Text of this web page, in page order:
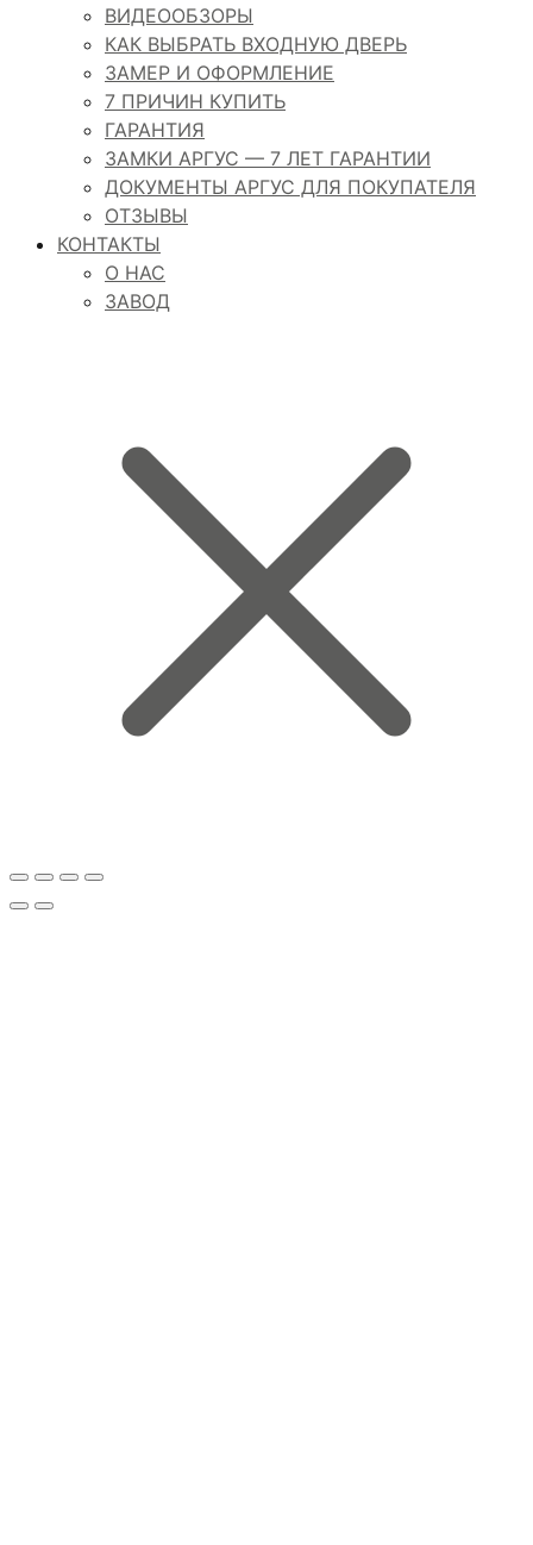
ВИДЕООБЗОРЫ
КАК ВЫБРАТЬ ВХОДНУЮ ДВЕРЬ
ЗАМЕР И ОФОРМЛЕНИЕ
7 ПРИЧИН КУПИТЬ
ГАРАНТИЯ
ЗАМКИ АРГУС — 7 ЛЕТ ГАРАНТИИ
ДОКУМЕНТЫ АРГУС ДЛЯ ПОКУПАТЕЛЯ
ОТЗЫВЫ
КОНТАКТЫ
О НАС
ЗАВОД